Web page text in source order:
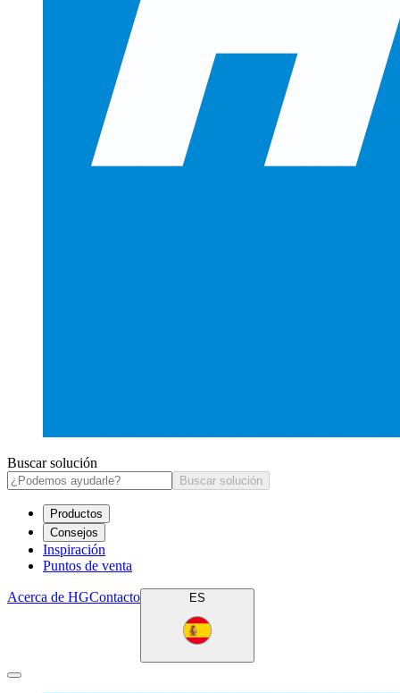
Buscar solución
Buscar solución
Productos
Consejos
Inspiración
Puntos de venta
Acerca de HGContacto ES